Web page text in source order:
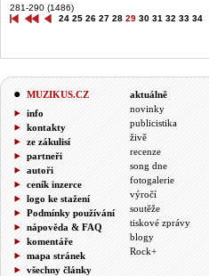
281-290 (1486)
24 25 26 27 28 29 30 31 32 33 34
MUZIKUS.CZ
info
kontakty
ze zákulisí
partneři
autoři
ceník inzerce
logo ke stažení
Podmínky používání
nápověda & FAQ
komentáře
mapa stránek
všechny články
aktuálně
novinky
publicistika
živě
recenze
song dne
fotogalerie
výročí
soutěže
tiskové zprávy
blogy
Rock+